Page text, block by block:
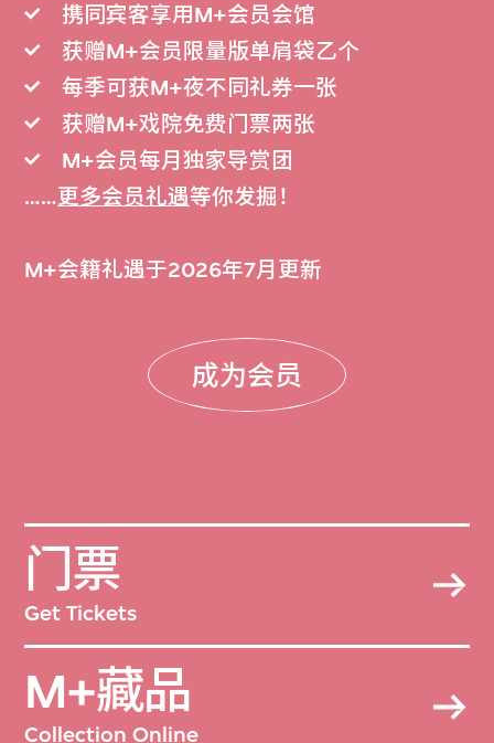
携同宾客享用M+会员会馆
获赠M+会员限量版单肩袋乙个
每季可获M+夜不同礼券一张
获赠M+戏院免费门票两张
M+会员每月独家导赏团
……更多会员礼遇等你发掘！
M+会籍礼遇于2026年7月更新
成为会员
门票
Get Tickets
M+藏品
Collection Online